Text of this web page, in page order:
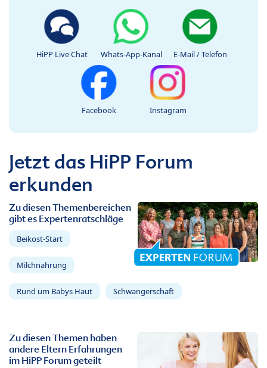
HiPP Live Chat Whats-App-Kanal E-Mail / Telefon
Facebook Instagram
Jetzt das HiPP Forum
erkunden
Zu diesen Themenbereichen
gibt es Expertenratschläge
Beikost-Start
Milchnahrung
Rund um Babys Haut Schwangerschaft
Zu diesen Themen haben
andere Eltern Erfahrungen
im HiPP Forum geteilt